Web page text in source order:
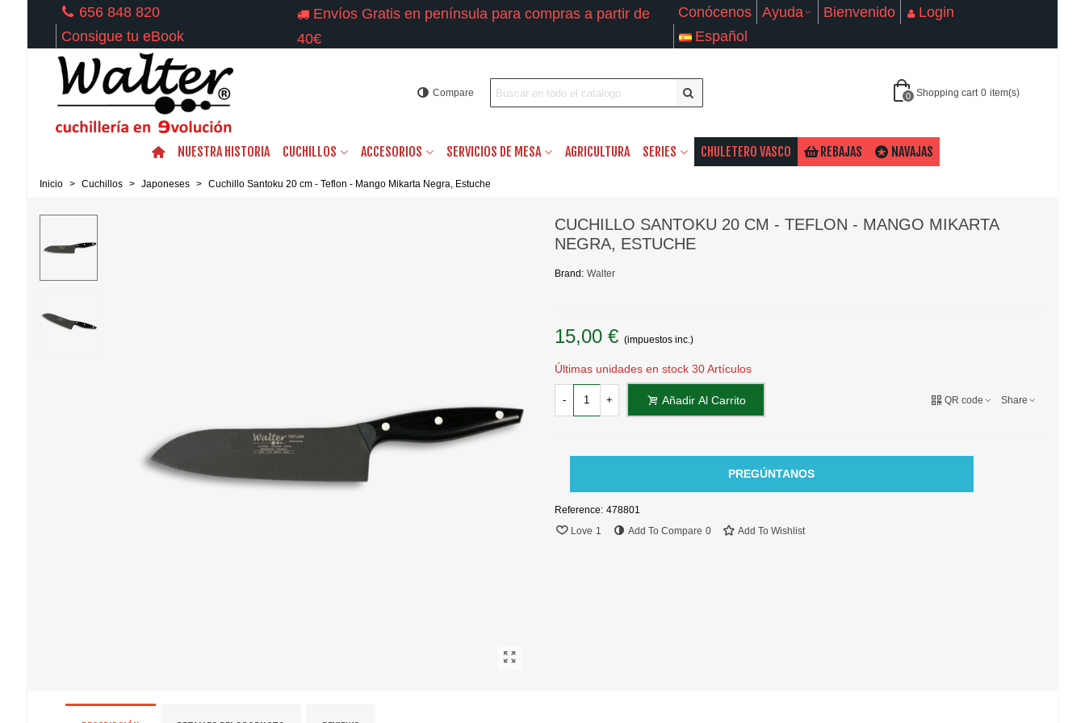
656 848 820
Consigue tu eBook
Envíos Gratis en península para compras a partir de
40€
Conócenos Ayuda Bienvenido
Login
Español
Compare 0 Shopping cart 0 item(s)
NUESTRA HISTORIA CUCHILLOS ACCESORIOS SERVICIOS DE MESA AGRICULTURA SERIES CHULETERO VASCO REBAJAS NAVAJAS
Inicio > Cuchillos > Japoneses > Cuchillo Santoku 20 cm - Teflon - Mango Mikarta Negra, Estuche
CUCHILLO SANTOKU 20 CM - TEFLON - MANGO MIKARTA
NEGRA, ESTUCHE
Brand: Walter
15,00 € (impuestos inc.)
Últimas unidades en stock 30 Artículos
- + Añadir Al Carrito QR code Share
PREGÚNTANOS
Reference: 478801
Love 1 Add To Compare 0 Add To Wishlist